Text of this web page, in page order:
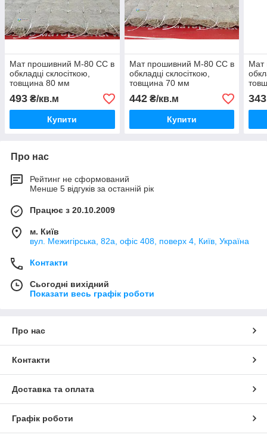
Мат прошивний М-80 СС в
обкладці склосіткою,
товщина 80 мм
493 ₴/кв.м
Купити
Мат прошивний М-80 СС в
обкладці склосіткою,
товщина 70 мм
442₴/кв.м
Купити
Мат
343
Про нас
Рейтинг не сформований
Менше 5 відгуків за останній рік
Працює з 20.10.2009
м. Київ
вул. Межигірська, 82а, офіс 408, поверх 4, Київ, Україна
Контакти
Сьогодні вихідний
Показати весь графік роботи
Про нас
Контакти
Доставка та оплата
Графік роботи